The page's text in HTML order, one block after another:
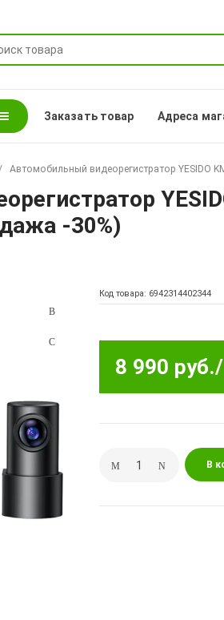
Заказать товар Адреса
Автомобильный видеорегистратор YESIDO
-30%)
Код товара: 6942314402344
8 990 руб.
В